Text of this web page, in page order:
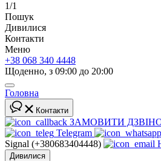
1/1
Пошук
Дивилися
Контакти
Меню
+38 068 340 4448
Щоденно, з 09:00 до 20:00
Головна
Контакти
ЗАМОВИТИ
Telegram
Signal (+380683404448)
Дивилися